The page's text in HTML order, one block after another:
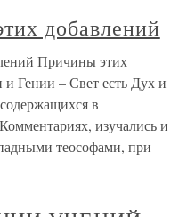
добавлений
Причины этих
Гении – Свет есть Дух и
в
изучались и
теософами, при